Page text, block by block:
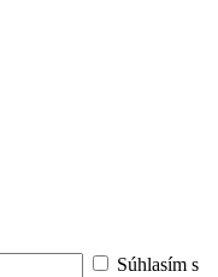
Súhlasím s